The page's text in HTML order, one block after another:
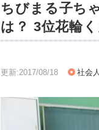
ちびまる子ち
は？ 3位花輪
更新:2017/08/18 社会